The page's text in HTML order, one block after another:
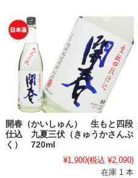
開春（かいしゅん） 生もと四段
仕込 九夏三伏（きゅうかさんぷ
く） 720ml
¥1,900(税込 ¥2,090)
在庫 1 本